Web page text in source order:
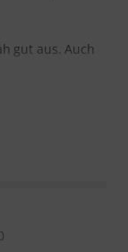
gut aus. Auch